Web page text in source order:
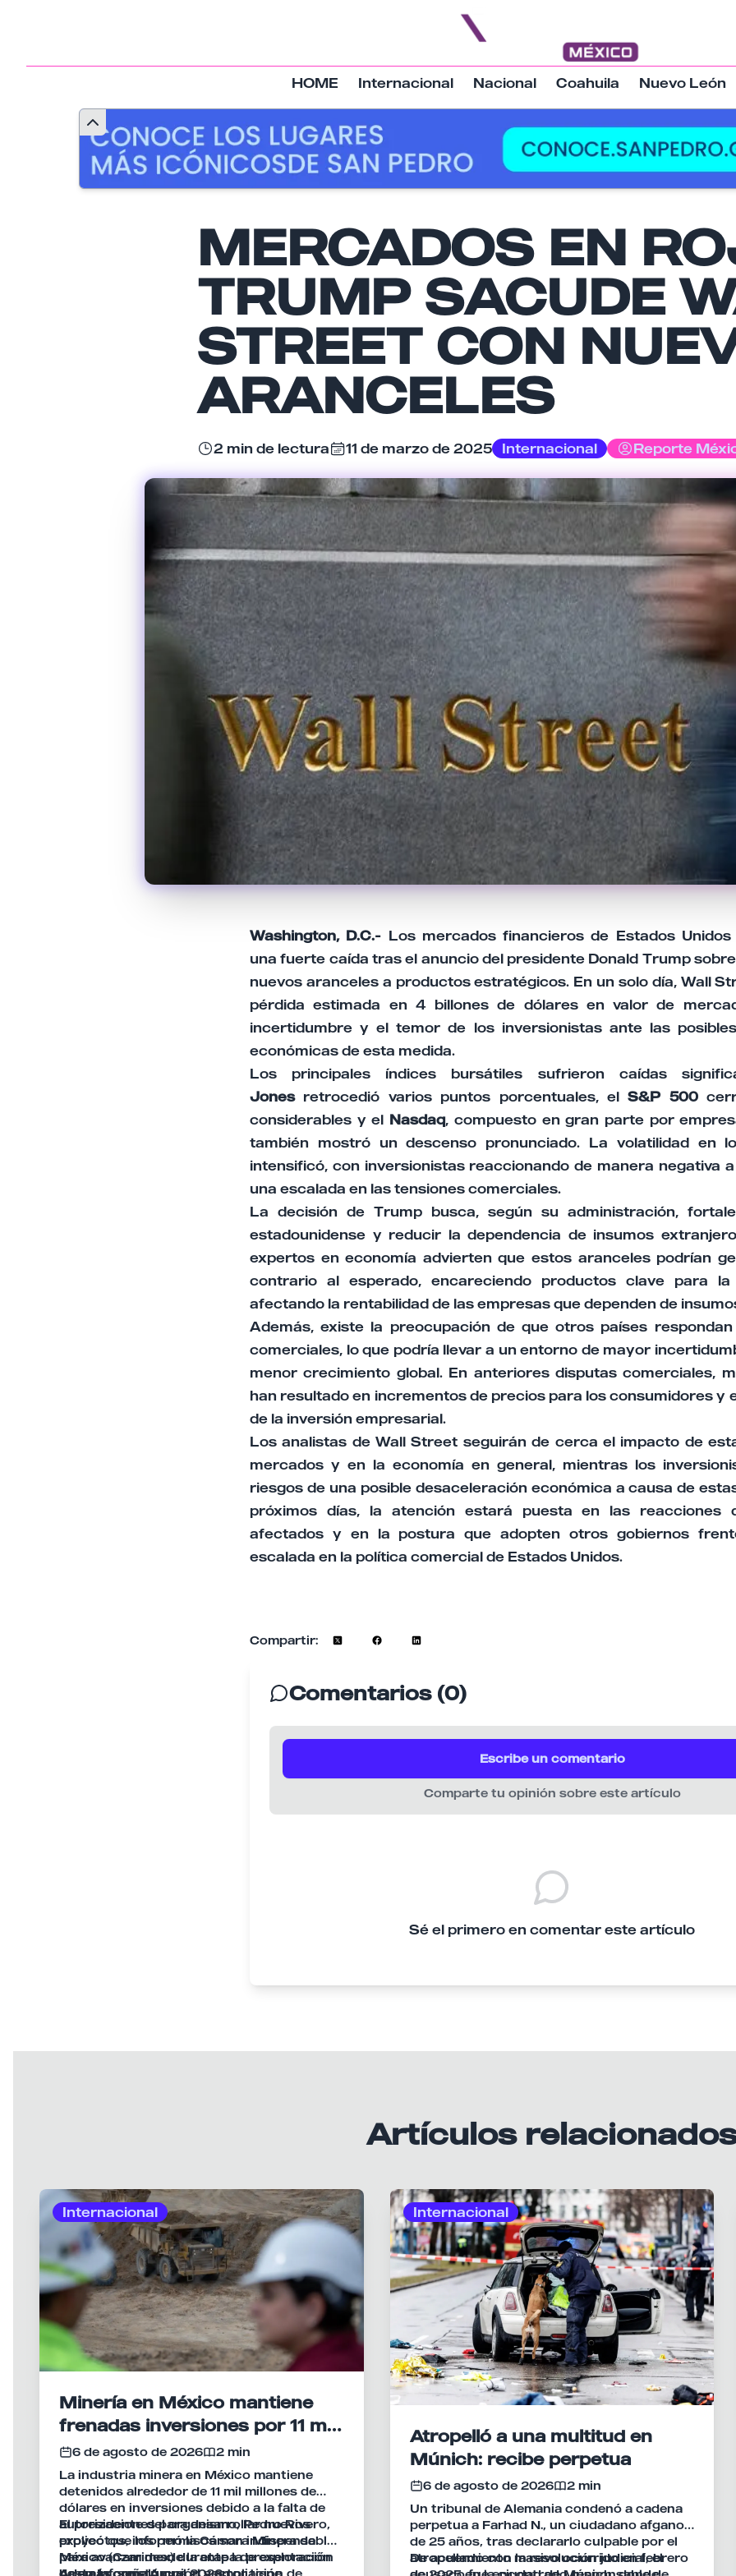
HOME Internacional Nacional Coahuila Nuevo León
MERCADOS EN
TRUMP SACUDE
STREET CON
ARANCELES
2 min de lectura 11 de marzo de 2025 Internacional Reporte
Washington, D.C.- Los mercados financieros de Estados
una fuerte caída tras el anuncio del presidente Donald Trump
nuevos aranceles a productos estratégicos. En un solo día, Wall
pérdida estimada en 4 billones de dólares en valor de
incertidumbre y el temor de los inversionistas ante las
económicas de esta medida.
Los principales índices bursátiles sufrieron caídas
Jonesretrocedió varios puntos porcentuales, elS&P 500
considerables y el Nasdaq, compuesto en gran parte por
también mostró un descenso pronunciado. La volatilidad en
intensificó, con inversionistas reaccionando de manera negativa
una escalada en las tensiones comerciales.
La decisión de Trump busca, según su administración,
estadounidense y reducir la dependencia de insumos
expertos en economía advierten que estos aranceles podrían
contrario al esperado, encareciendo productos clave para
afectando la rentabilidad de las empresas que dependen de
Además, existe la preocupación de que otros países
comerciales, lo que podría llevar a un entorno de mayor
menor crecimiento global. En anteriores disputas comerciales,
han resultado en incrementos de precios para los consumidores y
de la inversión empresarial.
Los analistas de Wall Street seguirán de cerca el impacto de
mercados y en la economía en general, mientras los
riesgos de una posible desaceleración económica a causa de
próximos días, la atención estará puesta en las reacciones
afectados y en la postura que adopten otros gobiernos
escalada en la política comercial de Estados Unidos.
Compartir:
Comentarios (0)
Escribe un comentario
Comparte tu opinión sobre este artículo
Sé el primero en comentar este artículo
Nombre
Email
Tu comentario
Cancelar
Artículos
Internacional
Minería en México mantiene
frenadas inversiones por 11 mil
mdd
6 de agosto de 2026
2 min
La industria minera en México mantiene
detenidos alrededor de 11 mil millones de
dólares en inversiones debido a la falta de
autorizaciones para desarrollar nuevos
proyectos, informó la Cámara Minera de
México (Camimex) durante la presentación
El presidente del organismo, Pedro Rivero,
explicó que los permisos son indispensables
para avanzar desde la etapa de exploración
Internacional
Atropelló a una multitud en
Múnich: recibe perpetua
6 de agosto de 2026
2 min
Un tribunal de Alemania condenó a cadena
perpetua a Farhad N., un ciudadano afgano
de 25 años, tras declararlo culpable por el
atropellamiento masivo ocurrido en febrero
De acuerdo con la resolución judicial, el